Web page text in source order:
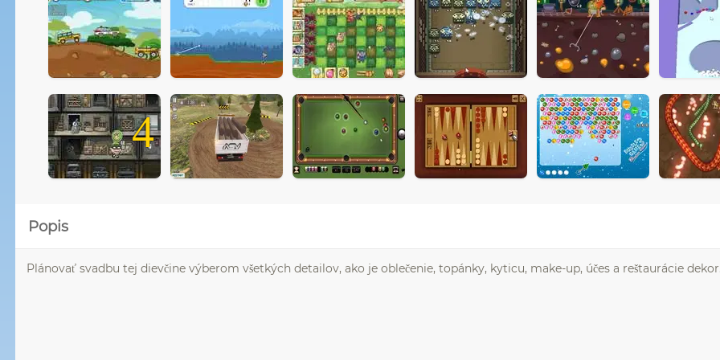
4
Popis
Plánovať svadbu tej dievčine výberom všetkých detailov, ako je oblečenie, topánky, kyticu, make-up, účes a reštaurácie